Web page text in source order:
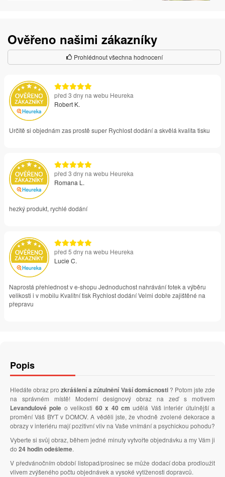
Ověřeno našimi zákazníky
Prohlédnout všechna hodnocení
před 3 dny na webu Heureka
Robert K.
Určitě si objednám zas prostě super Rychlost dodání a skvělá kvalita tisku
před 3 dny na webu Heureka
Romana L.
hezký produkt, rychlé dodání
před 5 dny na webu Heureka
Lucie C.
Naprostá přehlednost v e-shopu Jednoduchost nahrávání fotek a výběru
velikosti i v mobilu Kvalitní tisk Rychlost dodání Velmi dobře zajištěné na
přepravu
Popis
Hledáte obraz prozkrášlení a zútulnění Vaší domácnosti? Potom jste zde
na správném místě! Moderní designový obraz na zeď s motivem
Levandulové pole o velikosti 60 x 40 cm udělá Váš interiér útulnější a
promění Váš BYT v DOMOV. A věděli jste, že vhodně zvolené dekorace a
obrazy v interiéru mají pozitivní vliv na Vaše vnímání a psychickou pohodu?
Vyberte si svůj obraz, během jedné minuty vytvořte objednávku a my Vám ji
do 24 hodin odešleme.
V předvánočním období listopad/prosinec se může dodací doba prodloužit
vlivem zvýšeného počtu objednávek a vysoké vytíženosti dopravců.